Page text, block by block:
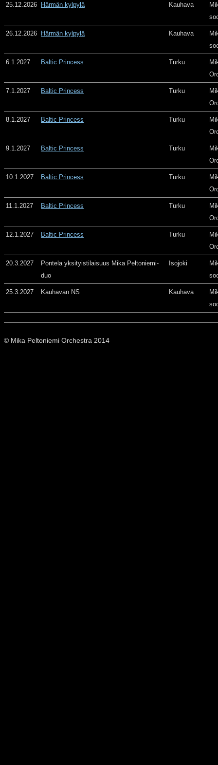
25.12.2026 Härmän kylpylä Kauhava
26.12.2026 Härmän kylpylä Kauhava
6.1.2027 Baltic Princess Turku
7.1.2027 Baltic Princess Turku
8.1.2027 Baltic Princess Turku
9.1.2027 Baltic Princess Turku
10.1.2027 Baltic Princess Turku
11.1.2027 Baltic Princess Turku
12.1.2027 Baltic Princess Turku
20.3.2027
Pontela yksityistilaisuus Mika Peltoniemi-
duo
Isojoki
25.3.2027 Kauhavan NS Kauhava
© Mika Peltoniemi Orchestra 2014